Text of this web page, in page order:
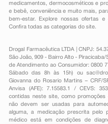
medicamentos , dermocosméticos e
e bebê, conveniênciae muito mais,
bem-estar. Explore nossas ofertas
Confira todas as categorias do site.
Drogal Farmacêutica LTDA | CNPJ:
São João, 909 - Bairro Alto - Piracicaba/
de Atendimento ao Consumidor: 0800
Sábado das 8h às 15h) ou
Giovanna do Rosario Martins – CRF/
Anvisa (AFE): 7.15583.1 / CEVS:
contidas neste site, como
não devem ser usadas para
alguma, a medicação prescrita pelo
médico está em condições de